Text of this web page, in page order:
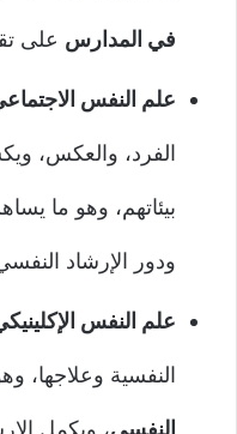
في المدارس على
علم النفس
الفرد، والعكس،
بيئاتهم، وهو ما
ودور الإرشاد
علم النفس
النفسية وعلاجها،